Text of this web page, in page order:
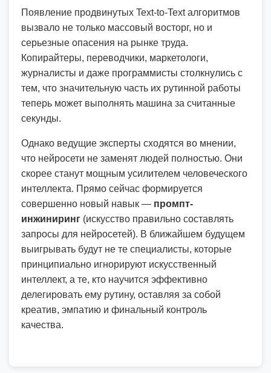
Появление продвинутых Text-to-Text алгоритмов
вызвало не только массовый восторг, но и
серьезные опасения на рынке труда.
Копирайтеры, переводчики, маркетологи,
журналисты и даже программисты столкнулись с
тем, что значительную часть их рутинной работы
теперь может выполнять машина за считанные
секунды.
Однако ведущие эксперты сходятся во мнении,
что нейросети не заменят людей полностью. Они
скорее станут мощным усилителем человеческого
интеллекта. Прямо сейчас формируется
совершенно новый навык — промпт-
инжиниринг (искусство правильно составлять
запросы для нейросетей). В ближайшем будущем
выигрывать будут не те специалисты, которые
принципиально игнорируют искусственный
интеллект, а те, кто научится эффективно
делегировать ему рутину, оставляя за собой
креатив, эмпатию и финальный контроль
качества.